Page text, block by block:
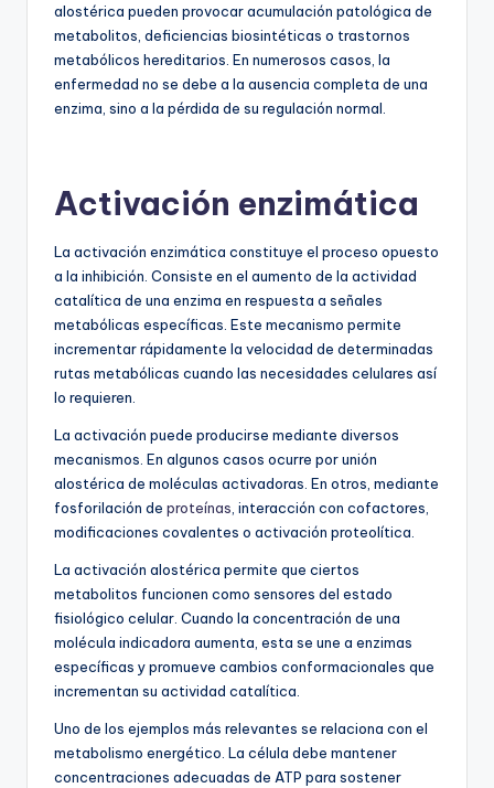
alostérica pueden provocar acumulación patológica de
metabolitos, deficiencias biosintéticas o trastornos
metabólicos hereditarios. En numerosos casos, la
enfermedad no se debe a la ausencia completa de una
enzima, sino a la pérdida de su regulación normal.
Activación enzimática
La activación enzimática constituye el proceso opuesto
a la inhibición. Consiste en el aumento de la actividad
catalítica de una enzima en respuesta a señales
metabólicas específicas. Este mecanismo permite
incrementar rápidamente la velocidad de determinadas
rutas metabólicas cuando las necesidades celulares así
lo requieren.
La activación puede producirse mediante diversos
mecanismos. En algunos casos ocurre por unión
alostérica de moléculas activadoras. En otros, mediante
fosforilación de proteínas , interacción con cofactores,
modificaciones covalentes o activación proteolítica.
La activación alostérica permite que ciertos
metabolitos funcionen como sensores del estado
fisiológico celular. Cuando la concentración de una
molécula indicadora aumenta, esta se une a enzimas
específicas y promueve cambios conformacionales que
incrementan su actividad catalítica.
Uno de los ejemplos más relevantes se relaciona con el
metabolismo energético. La célula debe mantener
concentraciones adecuadas de ATP para sostener